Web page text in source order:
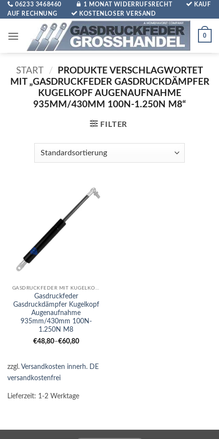
Zum
Inhalt
06233 3468460 1 MONAT WIDERRUFSRECHT
KAUF
AUF RECHNUNG
KOSTENLOSER VERSAND
0
START /
PRODUKTE VERSCHLAGWORTET
MIT „GASDRUCKFEDER GASDRUCKDÄMPFER
KUGELKOPF AUGENAUFNAHME
935MM/430MM 100N-1.250N M8“
FILTER
GASDRUCKFEDER MIT KUGELKOPF-AUGE KOMBI
Gasdruckfeder
Gasdruckdämpfer Kugelkopf
Augenaufnahme
935mm/430mm 100N-
1.250N M8
€48,80–€60,80
zzgl. Versandkosten innerh. DE
versandkostenfrei
Lieferzeit: 1-2 Werktage